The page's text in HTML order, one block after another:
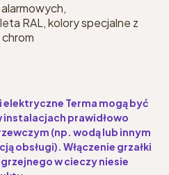
RAL, kolory specjalne z
elektryczne Terma mogą być
instalacjach prawidłowo
(np. wodą lub innym
obsługi). Włączenie grzałki
w cieczy niesie